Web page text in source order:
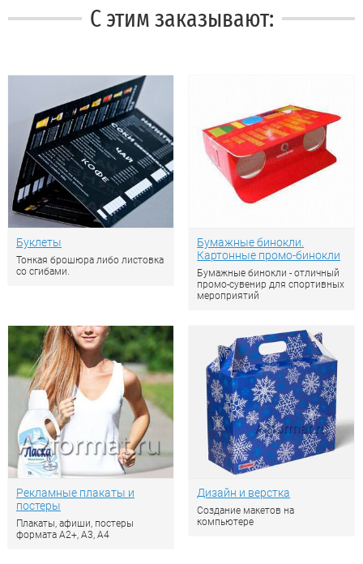
С этим заказывают:
Буклеты
Тонкая брошюра либо листовка
со сгибами.
Бумажные бинокли.
Картонные промо-бинокли
Бумажные бинокли - отличный
промо-сувенир для спортивных
мероприятий
Рекламные плакаты и
постеры
Плакаты, афиши, постеры
формата А2+, А3, А4
Дизайн и верстка
Создание макетов на
компьютере